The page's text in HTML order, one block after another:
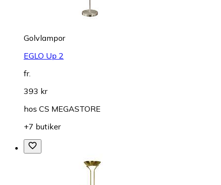
Golvlampor
EGLO Up 2
fr.
393 kr
hos CS MEGASTORE
+7 butiker